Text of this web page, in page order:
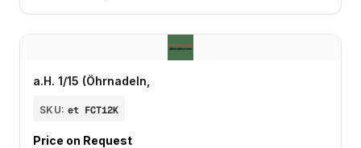
a.H. 1/15 (Öhrnadeln,
SKU: et FCT12K
Price on Request